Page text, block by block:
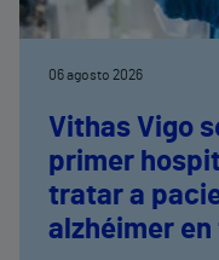
06 agosto 2026
Vithas Vigo
primer
tratar a
alzhéimer en